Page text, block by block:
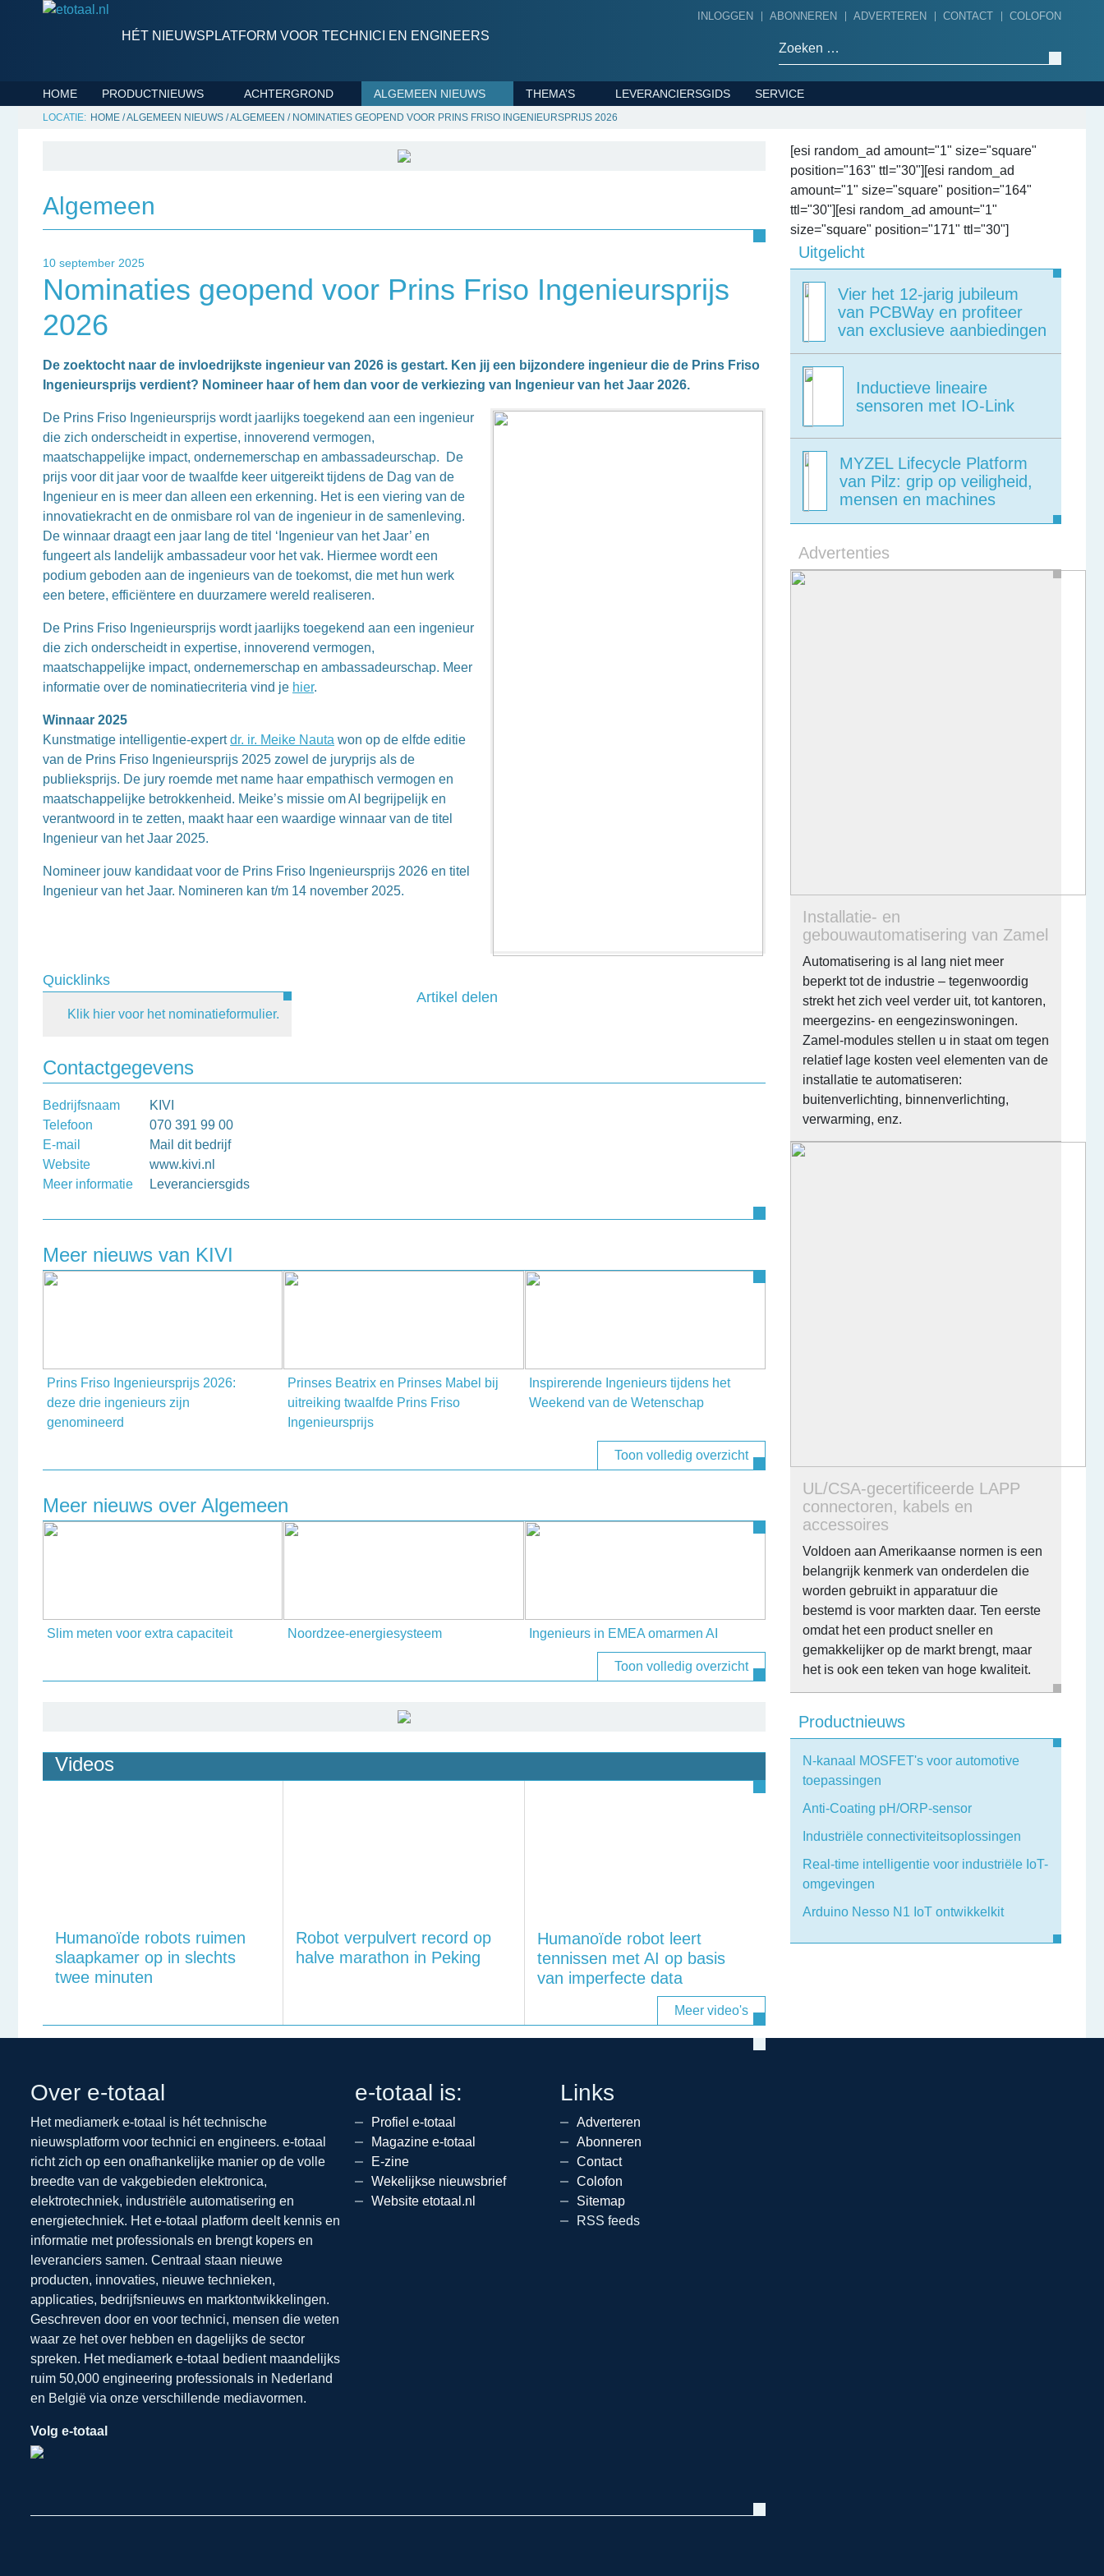
HÉT NIEUWSPLATFORM VOOR TECHNICI EN ENGINEERS
INLOGGEN ABONNEREN ADVERTEREN CONTACT COLOFON
HOME PRODUCTNIEUWS ACHTERGROND ALGEMEEN NIEUWS THEMA’S LEVERANCIERSGIDS SERVICE
HOME /ALGEMEEN NIEUWS /ALGEMEEN / NOMINATIES GEOPEND VOOR PRINS FRISO INGENIEURSPRIJS 2026
Algemeen
10 september 2025
Nominaties geopend voor Prins Friso Ingenieursprijs
2026
De zoektocht naar de invloedrijkste ingenieur van 2026 is gestart. Ken jij een bijzondere ingenieur die de Prins Friso
Ingenieursprijs verdient? Nomineer haar of hem dan voor de verkiezing van Ingenieur van het Jaar 2026.
De Prins Friso Ingenieursprijs wordt jaarlijks toegekend aan een ingenieur
die zich onderscheidt in expertise, innoverend vermogen,
maatschappelijke impact, ondernemerschap en ambassadeurschap. De
prijs voor dit jaar voor de twaalfde keer uitgereikt tijdens de Dag van de
Ingenieur en is meer dan alleen een erkenning. Het is een viering van de
innovatiekracht en de onmisbare rol van de ingenieur in de samenleving.
De winnaar draagt een jaar lang de titel ‘Ingenieur van het Jaar’ en
fungeert als landelijk ambassadeur voor het vak. Hiermee wordt een
podium geboden aan de ingenieurs van de toekomst, die met hun werk
een betere, efficiëntere en duurzamere wereld realiseren.
De Prins Friso Ingenieursprijs wordt jaarlijks toegekend aan een ingenieur
die zich onderscheidt in expertise, innoverend vermogen,
maatschappelijke impact, ondernemerschap en ambassadeurschap. Meer
informatie over de nominatiecriteria vind je hier.
Winnaar 2025
Kunstmatige intelligentie-expertdr. ir. Meike Nauta won op de elfde editie
van de Prins Friso Ingenieursprijs 2025 zowel de juryprijs als de
publieksprijs. De jury roemde met name haar empathisch vermogen en
maatschappelijke betrokkenheid. Meike’s missie om AI begrijpelijk en
verantwoord in te zetten, maakt haar een waardige winnaar van de titel
Ingenieur van het Jaar 2025.
Nomineer jouw kandidaat voor de Prins Friso Ingenieursprijs 2026 en titel
Ingenieur van het Jaar. Nomineren kan t/m 14 november 2025.
Quicklinks
Klik hier voor het nominatieformulier.
Artikel delen
Contactgegevens
Bedrijfsnaam
KIVI
Telefoon
070 391 99 00
E-mail
Mail dit bedrijf
Website
www.kivi.nl
Meer informatie
Leveranciersgids
Meer nieuws van KIVI
Prins Friso Ingenieursprijs 2026:
deze drie ingenieurs zijn
genomineerd
Prinses Beatrix en Prinses Mabel bij
uitreiking twaalfde Prins Friso
Ingenieursprijs
Inspirerende Ingenieurs tijdens het
Weekend van de Wetenschap
Toon volledig overzicht
Meer nieuws over Algemeen
Slim meten voor extra capaciteit Noordzee-energiesysteem Ingenieurs in EMEA omarmen AI
Toon volledig overzicht
Videos
Humanoïde robots ruimen
slaapkamer op in slechts
twee minuten
Robot verpulvert record op
halve marathon in Peking
Humanoïde robot leert
tennissen met AI op basis
van imperfecte data
Meer video's
[esi random_ad amount="1" size="square"
position="163" ttl="30"][esi random_ad
amount="1" size="square" position="164"
ttl="30"][esi random_ad amount="1"
size="square" position="171" ttl="30"]
Uitgelicht
Vier het 12-jarig jubileum
van PCBWay en profiteer
van exclusieve aanbiedingen
Inductieve lineaire
sensoren met IO-Link
MYZEL Lifecycle Platform
van Pilz: grip op veiligheid,
mensen en machines
Advertenties
Installatie- en
gebouwautomatisering van Zamel
Automatisering is al lang niet meer
beperkt tot de industrie – tegenwoordig
strekt het zich veel verder uit, tot kantoren,
meergezins- en eengezinswoningen.
Zamel-modules stellen u in staat om tegen
relatief lage kosten veel elementen van de
installatie te automatiseren:
buitenverlichting, binnenverlichting,
verwarming, enz.
UL/CSA-gecertificeerde LAPP
connectoren, kabels en
accessoires
Voldoen aan Amerikaanse normen is een
belangrijk kenmerk van onderdelen die
worden gebruikt in apparatuur die
bestemd is voor markten daar. Ten eerste
omdat het een product sneller en
gemakkelijker op de markt brengt, maar
het is ook een teken van hoge kwaliteit.
Productnieuws
N-kanaal MOSFET's voor automotive
toepassingen
Anti-Coating pH/ORP-sensor
Industriële connectiviteitsoplossingen
Real-time intelligentie voor industriële IoT-
omgevingen
Arduino Nesso N1 IoT ontwikkelkit
Over e-totaal
Het mediamerk e-totaal is hét technische
nieuwsplatform voor technici en engineers. e-totaal
richt zich op een onafhankelijke manier op de volle
breedte van de vakgebieden elektronica,
elektrotechniek, industriële automatisering en
energietechniek. Het e-totaal platform deelt kennis en
informatie met professionals en brengt kopers en
leveranciers samen. Centraal staan nieuwe
producten, innovaties, nieuwe technieken,
applicaties, bedrijfsnieuws en marktontwikkelingen.
Geschreven door en voor technici, mensen die weten
waar ze het over hebben en dagelijks de sector
spreken. Het mediamerk e-totaal bedient maandelijks
ruim 50,000 engineering professionals in Nederland
en België via onze verschillende mediavormen.
Volg e-totaal
e-totaal is:
Profiel e-totaal
Magazine e-totaal
E-zine
Wekelijkse nieuwsbrief
Website etotaal.nl
Links
Adverteren
Abonneren
Contact
Colofon
Sitemap
RSS feeds